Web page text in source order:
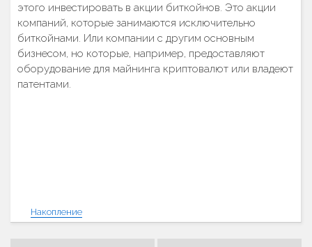
этого инвестировать в акции биткойнов. Это акции
компаний, которые занимаются исключительно
биткойнами. Или компании с другим основным
бизнесом, но которые, например, предоставляют
оборудование для майнинга криптовалют или владеют
патентами.
Накопление